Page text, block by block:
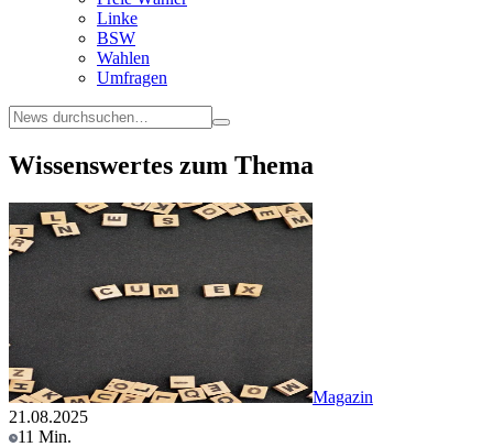
Linke
BSW
Wahlen
Umfragen
Wissenswertes zum Thema
Magazin
21.08.2025
11 Min.